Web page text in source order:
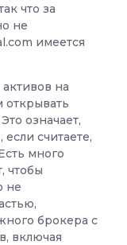
что за
не
имеется
на
открывать
означает,
считаете,
много
чтобы
не
брокера с
включая